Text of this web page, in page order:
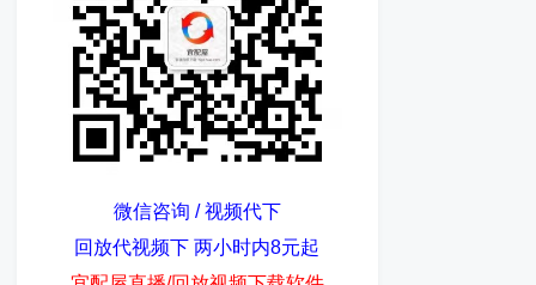
微信咨询 / 视频代下
回放代视频下 两小时内8元起